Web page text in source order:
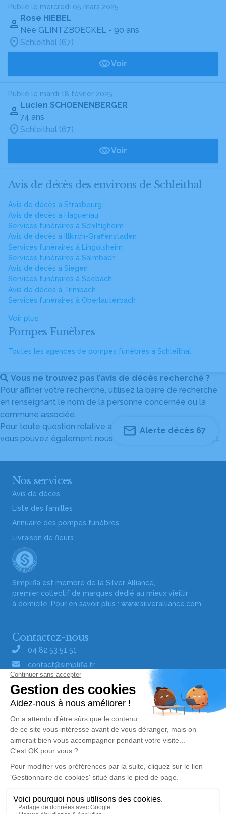
Publié le mercredi 05 mars 2025
Rose HIEBEL
Née GLINTZBOECKEL - 90 ans
Schleithal (67)
Voir
Publié le mardi 18 février 2025
Lucien SCHOENENBERGER
74 ans
Schleithal (67)
Voir
Avis de décès des environs de Schleithal
Avis de décès à Strasbourg
Avis de décès à Haguenau
Services funéraires à Schiltigheim
Avis de décès à Illkirch-Graffenstaden
Services funéraires à Lingolsheim
Services funéraires à Salmbach
Avis de décès à Siegen
Services funéraires à Seebach
Avis de décès à Trimbach
Services funéraires à Oberlauterbach
Voir plus
Pompes Funèbres
Toutes les agences de pompes funèbres à Schleithal
Vous ne trouvez pas l’avis de décès recherché ?
Pour affiner votre recherche, utilisez la barre de recherche
en renseignant le nom de la personne concernée ou la
commune associée.
Pour toute question relative au fonctionnement du site,
vous pouvez également nous contacter au
04 82 53 51 51.
Alerte décès 67
Nos services
Avis de décès
Liste des familles
Annuaire des pompes funèbres
Livraison de fleurs
Simplifia est membre de la Silver Alliance,
premier collectif de marques dédié au mieux vieillir
à domicile. Pour en savoir plus : www.silveralliance.com
Contactez-nous
04 82 53 51 51
contact@simplifia.fr
Réseaux sociaux
Liens utiles
Publier un avis de décès
Signaler un abus/une erreur
Consultez nos offres d'emploi